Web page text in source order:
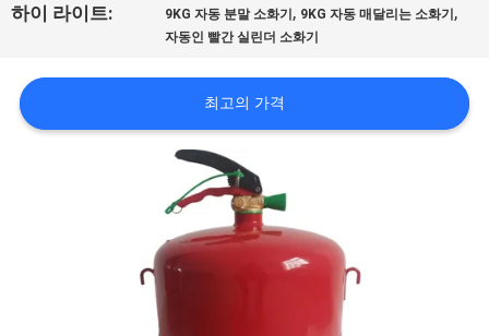
하
여
하이 라이트: 9KG 자동 분말 소화기 , 9KG 자동 매달리는 소화기 ,
자동인 빨간 실린더 소화기
최고의 가격